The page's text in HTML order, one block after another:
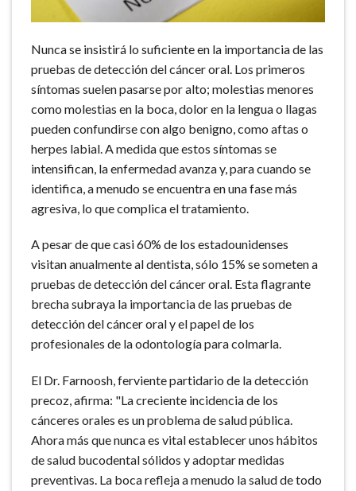
Nunca se insistirá lo suficiente en la importancia de las
pruebas de detección del cáncer oral. Los primeros
síntomas suelen pasarse por alto; molestias menores
como molestias en la boca, dolor en la lengua o llagas
pueden confundirse con algo benigno, como aftas o
herpes labial. A medida que estos síntomas se
intensifican, la enfermedad avanza y, para cuando se
identifica, a menudo se encuentra en una fase más
agresiva, lo que complica el tratamiento.
A pesar de que casi 60% de los estadounidenses
visitan anualmente al dentista, sólo 15% se someten a
pruebas de detección del cáncer oral. Esta flagrante
brecha subraya la importancia de las pruebas de
detección del cáncer oral y el papel de los
profesionales de la odontología para colmarla.
El Dr. Farnoosh, ferviente partidario de la detección
precoz, afirma: "La creciente incidencia de los
cánceres orales es un problema de salud pública.
Ahora más que nunca es vital establecer unos hábitos
de salud bucodental sólidos y adoptar medidas
preventivas. La boca refleja a menudo la salud de todo